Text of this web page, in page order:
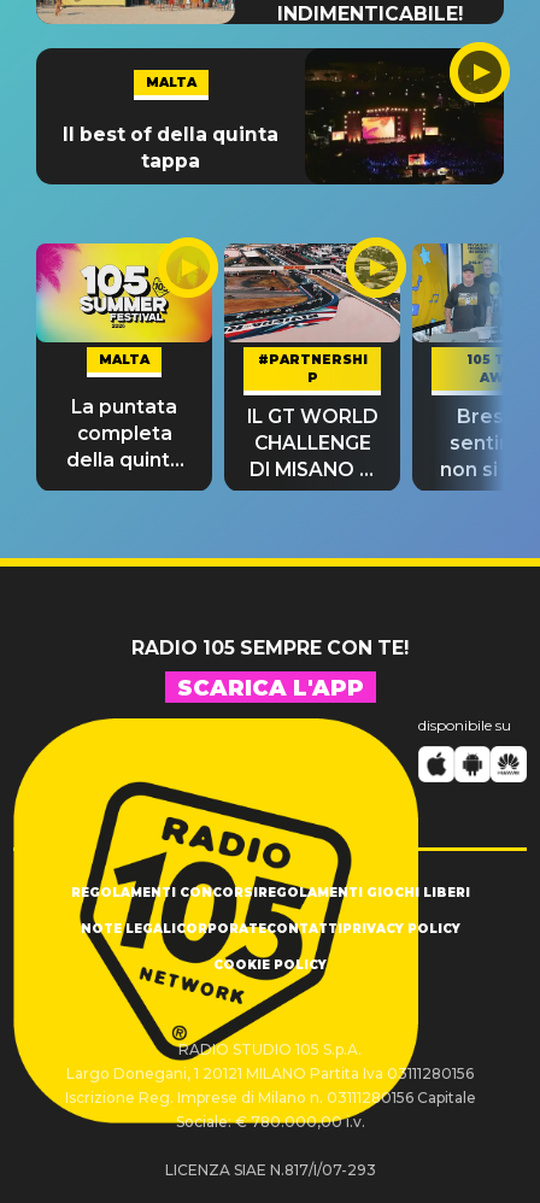
INDIMENTICABILE!
MALTA
Il best of della quinta
tappa
MALTA
La puntata
completa
della quinta
tappa
#PARTNERSHI
P
IL GT WORLD
CHALLENGE
DI MISANO si
riconferma
105 TAKE
AWAY
Bresh:
non si
fino alla
RADIO 105 SEMPRE CON TE!
SCARICA L'APP
disponibile su
REGOLAMENTI CONCORSIREGOLAMENTI GIOCHI LIBERI
NOTE LEGALICORPORATECONTATTIPRIVACY POLICY
COOKIE POLICY
RADIO STUDIO 105 S.p.A.
Largo Donegani, 1 20121 MILANO Partita Iva 03111280156
Iscrizione Reg. Imprese di Milano n. 03111280156 Capitale
Sociale: € 780.000,00 i.v.
LICENZA SIAE N.817/I/07-293